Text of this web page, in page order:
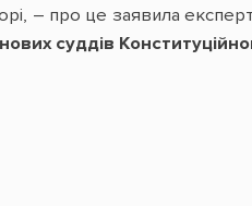
– про це заявила
суддів